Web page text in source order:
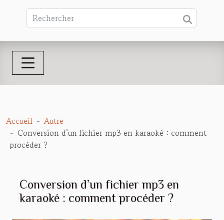
Accueil
Autre
Conversion d’un fichier mp3 en karaoké : comment
procéder ?
Conversion d’un fichier mp3 en
karaoké : comment procéder ?